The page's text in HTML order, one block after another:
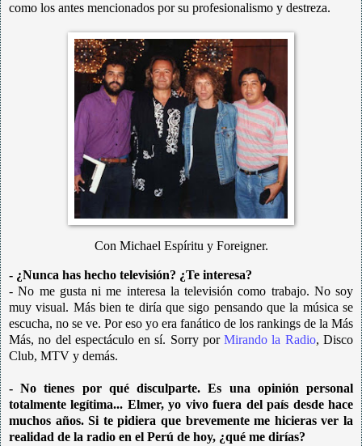
como los antes mencionados por su profesionalismo y destreza.
Con Michael Espíritu y Foreigner.
- ¿Nunca has hecho televisión? ¿Te interesa?
- No me gusta ni me interesa la televisión como trabajo. No soy
muy visual. Más bien te diría que sigo pensando que la música se
escucha, no se ve. Por eso yo era fanático de los rankings de la Más
Más, no del espectáculo en sí. Sorry porMirando la Radio, Disco
Club, MTV y demás.
- No tienes por qué disculparte. Es una opinión personal
totalmente legítima... Elmer, yo vivo fuera del país desde hace
muchos años. Si te pidiera que brevemente me hicieras ver la
realidad de la radio en el Perú de hoy, ¿qué me dirías?